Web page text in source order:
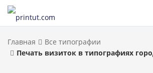
Главная
Все типографии
Печать визиток в типографиях